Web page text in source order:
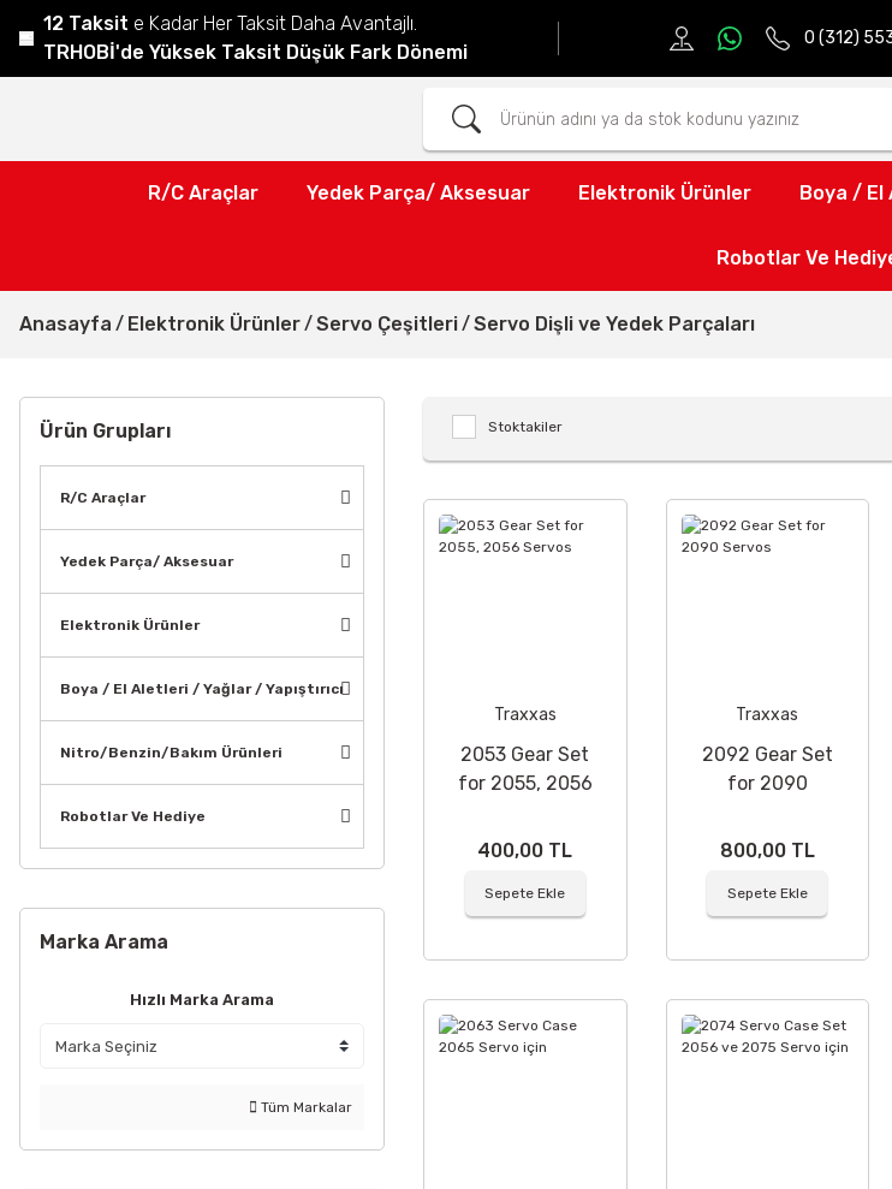
12 Taksit e Kadar Her Taksit Daha Avantajlı.
TRHOBİ'de Yüksek Taksit Düşük Fark Dönemi
0 (312)
R/C Araçlar Yedek Parça/ Aksesuar Elektronik Ürünler Boya / El
Robotlar Ve
Anasayfa Elektronik Ürünler Servo Çeşitleri Servo Dişli ve Yedek Parçaları
Ürün Grupları
R/C Araçlar
Yedek Parça/ Aksesuar
Elektronik Ürünler
Boya / El Aletleri / Yağlar / Yapıştırıcı
Nitro/Benzin/Bakım Ürünleri
Robotlar Ve Hediye
Marka Arama
Hızlı Marka Arama
Tüm Markalar
Stoktakiler
Traxxas
2053 Gear Set
for 2055, 2056
400,00 TL
Sepete Ekle
Traxxas
2092 Gear Set
for 2090
800,00 TL
Sepete Ekle